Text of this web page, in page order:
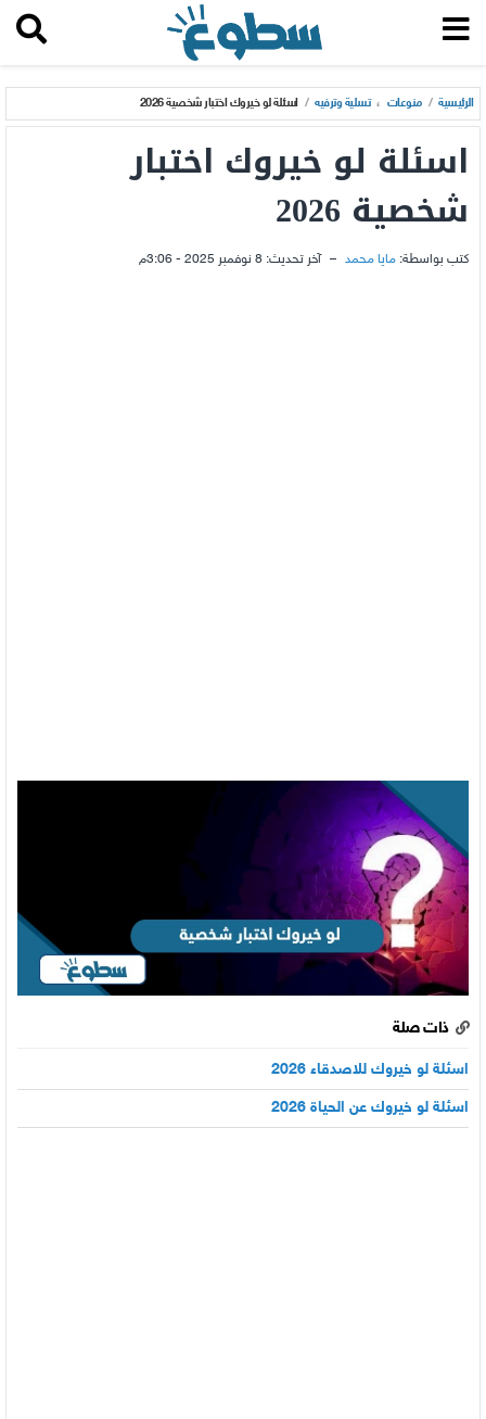
الرئيسية / منوعات ، تسلية وترفيه / اسئلة لو خيروك اختبار شخصية 2026
اسئلة لو خيروك اختبار
شخصية 2026
كتب بواسطة: مايا محمد – آخر تحديث: 8 نوفمبر 2025 - 3:06م
ذات صلة
اسئلة لو خيروك للاصدقاء 2026
اسئلة لو خيروك عن الحياة 2026